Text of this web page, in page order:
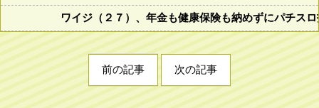
ワイジ（２７）、年金も健康保険も納めずにパチス
前の記事 次の記事